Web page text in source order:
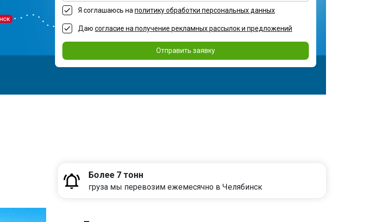
Я соглашаюсь на политику обработки персональных данных
Даю согласие на получение рекламных рассылок и предложений
Отправить заявку
Более 7 тонн
груза мы перевозим ежемесячно в Челябинск